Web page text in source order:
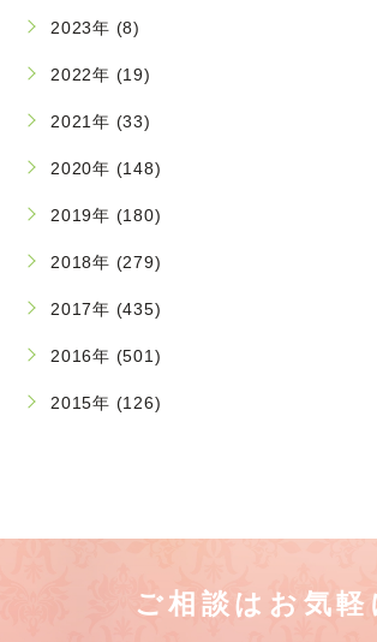
2023年 (8)
2022年 (19)
2021年 (33)
2020年 (148)
2019年 (180)
2018年 (279)
2017年 (435)
2016年 (501)
2015年 (126)
ご相談はお気軽